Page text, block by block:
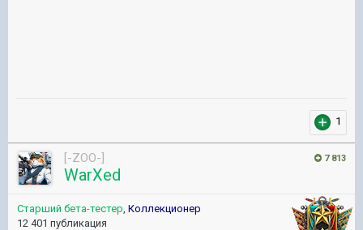
1
7 813
[-ZOO-]
WarXed
Старший бета-тестер, Коллекционер
12 401 публикация